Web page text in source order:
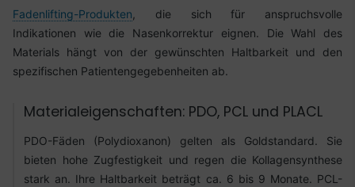
Fadenlifting-Produkten , die sich für anspruchsvolle
Indikationen wie die Nasenkorrektur eignen. Die Wahl des
Materials hängt von der gewünschten Haltbarkeit und den
spezifischen Patientengegebenheiten ab.
Materialeigenschaften: PDO, PCL und PLACL
PDO-Fäden (Polydioxanon) gelten als Goldstandard. Sie
bieten hohe Zugfestigkeit und regen die Kollagensynthese
stark an. Ihre Haltbarkeit beträgt ca. 6 bis 9 Monate. PCL-